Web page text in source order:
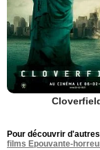
Pour découvrir
films Epouvante-